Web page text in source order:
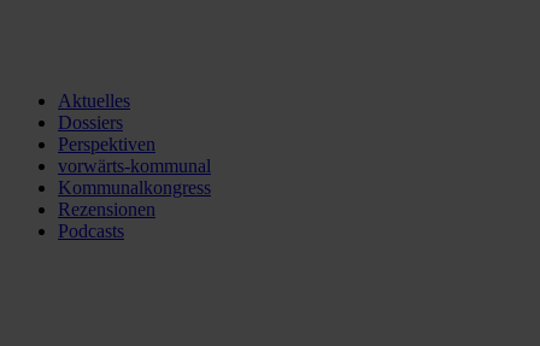
Aktuelles
Dossiers
Perspektiven
vorwärts-kommunal
Kommunalkongress
Rezensionen
Podcasts